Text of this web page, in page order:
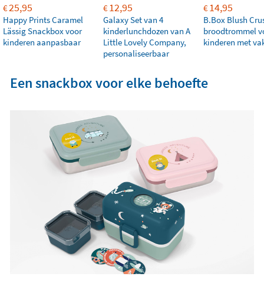
€25,95
Happy Prints Caramel
Lässig Snackbox voor
kinderen aanpasbaar
€12,95
Galaxy Set van 4
kinderlunchdozen van A
Little Lovely Company,
personaliseerbaar
€14,95
B.Box Blush
broodtrommel
kinderen met
Een snackbox voor elke behoefte